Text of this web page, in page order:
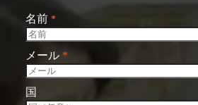
名前 *
メール *
国